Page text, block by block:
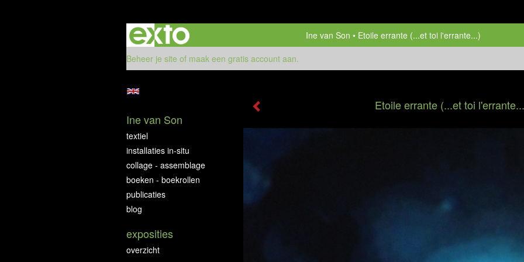
Ine van Son
Etoile errante (...et toi l'errante...)
Beheer je site of maak een gratis account aan.
Etoile errante (...et toi
Ine van Son
textiel
installaties in-situ
collage - assemblage
boeken - boekrollen
publicaties
blog
exposities
overzicht